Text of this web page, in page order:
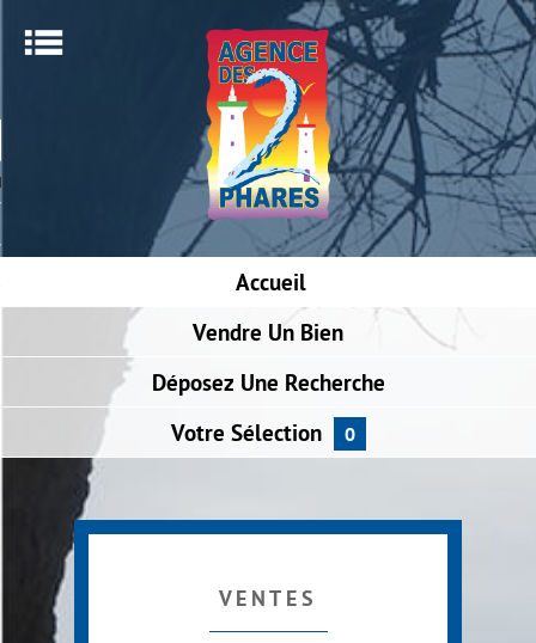
Accueil
Vendre Un Bien
Déposez Une Recherche
Votre Sélection 0
RECHERCHER UN BIEN
NOUS CONTACTER
VENTES